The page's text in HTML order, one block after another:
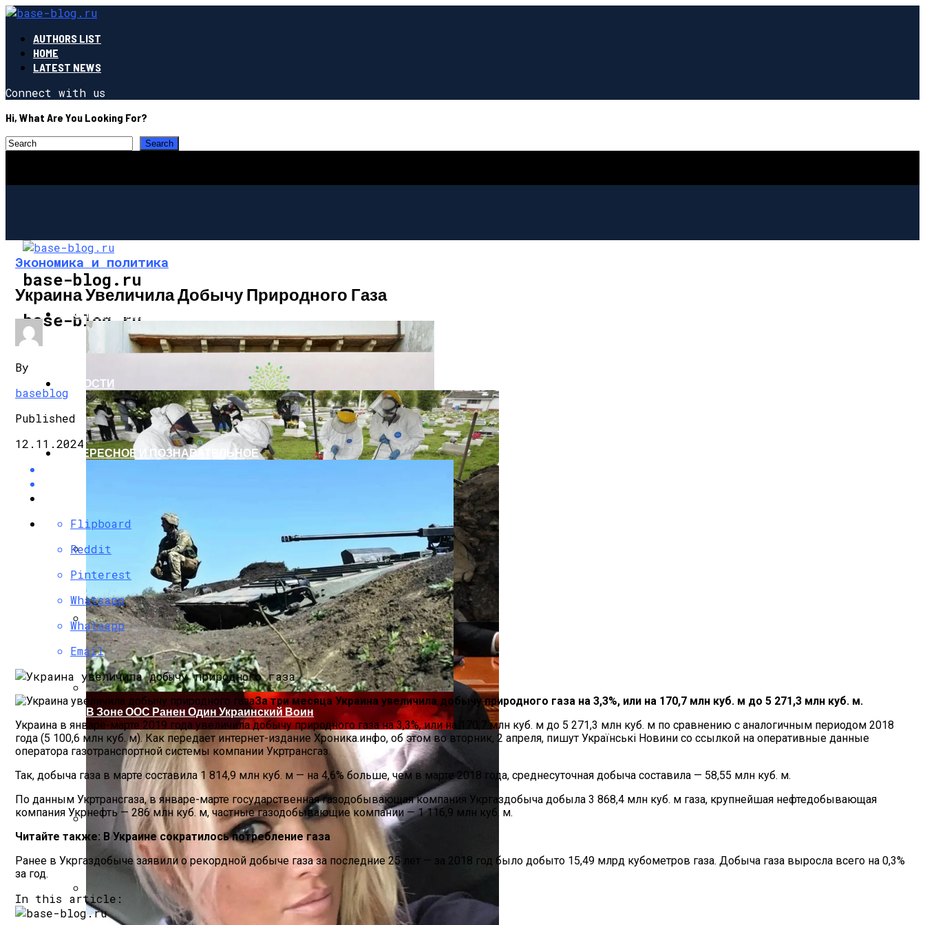
AUTHORS LIST
HOME
LATEST NEWS
Connect with us
Hi, What Are You Looking For?
base-blog.ru
base-blog.ru
ЭКОНОМИКА И ПОЛИТИКА
G7 Договорились Регулировать Искусственный Интеллект
Растущая Концентрация Власти В Руках Си Цзиньпина: Мир Не Обмануть
НОВОСТИ
Коронавирус В США Оказался Смертоноснее «испанки» 1918 Года
Извержение Вулкана На Юге Исландии: Чрезвычайное Положение И Эвакуация
ИНТЕРЕСНОЕ И ПОЗНАВАТЕЛЬНОЕ
В Зоне ООС Ранен Один Украинский Воин
Экономика и политика
Украина Увеличила Добычу Природного Газа
By
baseblog
Published
12.11.2024
Flipboard
Reddit
Pinterest
Whatsapp
Whatsapp
Email
За три месяца Украина увеличила добычу природного газа на 3,3%, или на 170,7 млн куб. м до 5 271,3 млн куб. м.
Украина в январе-марте 2019 года увеличила добычу природного газа на 3,3%, или на 170,7 млн куб. м до 5 271,3 млн куб. м по сравнению с аналогичным периодом 2018
года (5 100,6 млн куб. м). Как передает интернет-издание Хроника.инфо, об этом во вторник, 2 апреля, пишут Українськi Новини со ссылкой на оперативные данные
оператора газотранспортной системы компании Укртрансгаз.
Так, добыча газа в марте составила 1 814,9 млн куб. м — на 4,6% больше, чем в марте 2018 года, среднесуточная добыча составила — 58,55 млн куб. м.
По данным Укртрансгаза, в январе-марте государственная газодобывающая компания Укргаздобыча добыла 3 868,4 млн куб. м газа, крупнейшая нефтедобывающая
компания Укрнефть — 286 млн куб. м, частные газодобывающие компании — 1 116,9 млн куб. м.
Читайте также: В Украине сократилось потребление газа
Ранее в Укргаздобыче заявили о рекордной добыче газа за последние 25 лет — за 2018 год было добыто 15,49 млрд кубометров газа. Добыча газа выросла всего на 0,3%
за год.
In this article: